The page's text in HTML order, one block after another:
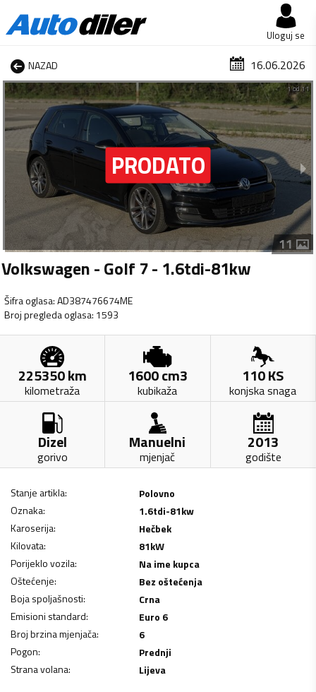
Uloguj se
NAZAD 16.06.2026
1 od 11
11
Volkswagen - Golf 7 - 1.6tdi-81kw
Šifra oglasa:AD387476674ME
Broj pregleda oglasa: 1593
225350km
kilometraža
1600cm3
kubikaža
110KS
konjska snaga
Dizel
gorivo
Manuelni
mjenjač
2013
godište
Stanje artikla:
Polovno
Oznaka:
1.6tdi-81kw
Karoserija:
Hečbek
Kilovata: 81kW
Porijeklo vozila:
Na ime kupca
Oštećenje:
Bez oštećenja
Boja spoljašnosti:
Crna
Emisioni standard:
Euro 6
Broj brzina mjenjača:
6
Pogon:
Prednji
Strana volana: Lijeva